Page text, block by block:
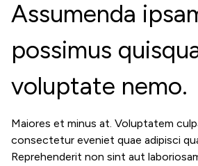
Assumenda
possimus
voluptate nemo.
Maiores et minus at. Voluptatem
consectetur eveniet quae adipisci
Reprehenderit non sint aut